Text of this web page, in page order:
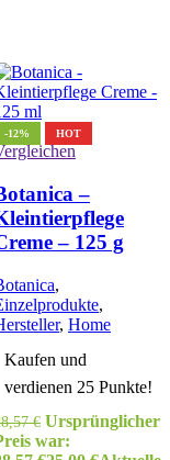
-12% HOT
–
– 125 g
,
,
, Home
Kaufen und
verdienen 25 Punkte!
€ Ursprünglicher
war: